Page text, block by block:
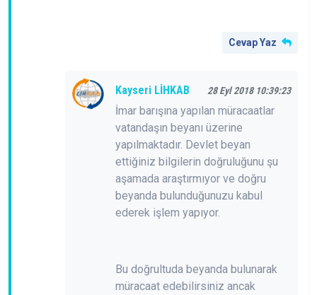
Cevap Yaz
Kayseri LİHKAB 28 Eyl 2018 10:39:23
İmar barışına yapılan müracaatlar
vatandaşın beyanı üzerine
yapılmaktadır. Devlet beyan
ettiğiniz bilgilerin doğruluğunu şu
aşamada araştırmıyor ve doğru
beyanda bulunduğunuzu kabul
ederek işlem yapıyor.
Bu doğrultuda beyanda bulunarak
müracaat edebilirsiniz ancak